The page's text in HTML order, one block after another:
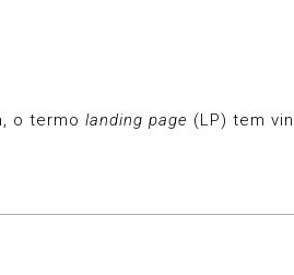
o termo landing page (LP) tem